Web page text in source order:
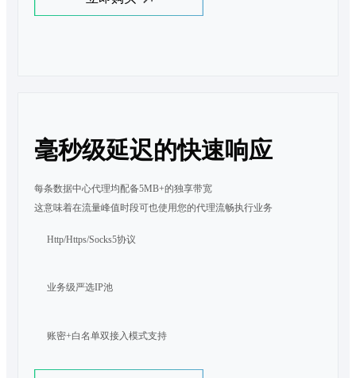
毫秒级延迟的快速响应
每条数据中心代理均配备5MB+的独享带宽
这意味着在流量峰值时段可也使用您的代理流畅执行业务
Http/Https/Socks5协议
业务级严选IP池
账密+白名单双接入模式支持